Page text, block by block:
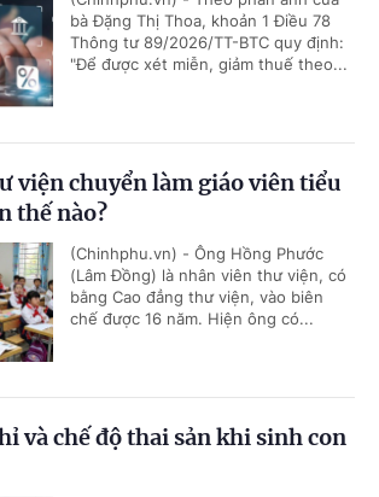
bà Đặng Thị Thoa, khoản 1 Điều 78
Thông tư 89/2026/TT-BTC quy định:
"Để được xét miễn, giảm thuế theo...
viện chuyển làm giáo viên tiểu
thế nào?
(Chinhphu.vn) - Ông Hồng Phước
(Lâm Đồng) là nhân viên thư viện, có
bằng Cao đẳng thư viện, vào biên
chế được 16 năm. Hiện ông có...
và chế độ thai sản khi sinh con